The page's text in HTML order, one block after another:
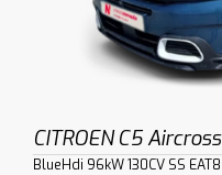
CITROEN C5 Aircross
BlueHdi 96kW 130CV SS